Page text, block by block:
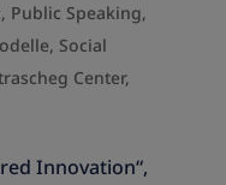
, Public Speaking,
, Social
Center,
Innovation“,